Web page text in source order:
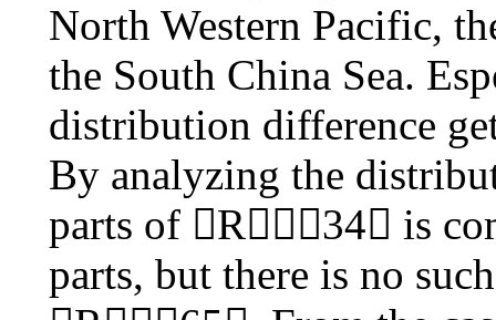
North Western Pacific,
the South China Sea.
distribution difference
By analyzing the
parts of R34 is
parts, but there is no